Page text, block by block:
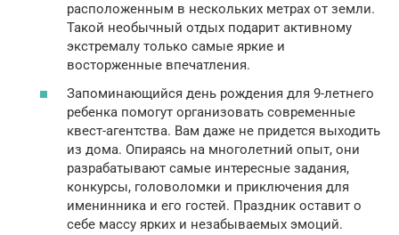
расположенным в нескольких метрах от земли.
Такой необычный отдых подарит активному
экстремалу только самые яркие и
восторженные впечатления.
Запоминающийся день рождения для 9-летнего
ребенка помогут организовать современные
квест-агентства. Вам даже не придется выходить
из дома. Опираясь на многолетний опыт, они
разрабатывают самые интересные задания,
конкурсы, головоломки и приключения для
именинника и его гостей. Праздник оставит о
себе массу ярких и незабываемых эмоций.